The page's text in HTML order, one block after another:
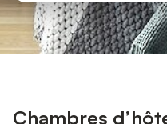
Chambres